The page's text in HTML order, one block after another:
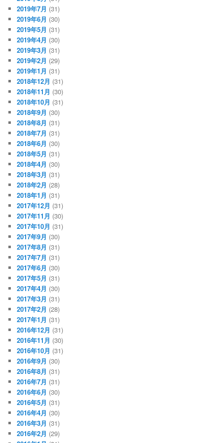
2019年7月 (31)
2019年6月 (30)
2019年5月 (31)
2019年4月 (30)
2019年3月 (31)
2019年2月 (29)
2019年1月 (31)
2018年12月 (31)
2018年11月 (30)
2018年10月 (31)
2018年9月 (30)
2018年8月 (31)
2018年7月 (31)
2018年6月 (30)
2018年5月 (31)
2018年4月 (30)
2018年3月 (31)
2018年2月 (28)
2018年1月 (31)
2017年12月 (31)
2017年11月 (30)
2017年10月 (31)
2017年9月 (30)
2017年8月 (31)
2017年7月 (31)
2017年6月 (30)
2017年5月 (31)
2017年4月 (30)
2017年3月 (31)
2017年2月 (28)
2017年1月 (31)
2016年12月 (31)
2016年11月 (30)
2016年10月 (31)
2016年9月 (30)
2016年8月 (31)
2016年7月 (31)
2016年6月 (30)
2016年5月 (31)
2016年4月 (30)
2016年3月 (31)
2016年2月 (29)